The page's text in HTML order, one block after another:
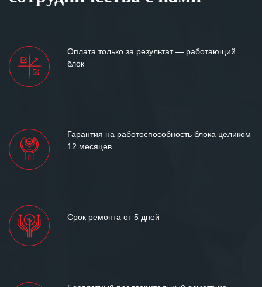
между нашими компаниями открытые
Оплата только за результат — работающий
блок
Гарантия на работоспособность блока целиком
12 месяцев
Срок ремонта от 5 дней